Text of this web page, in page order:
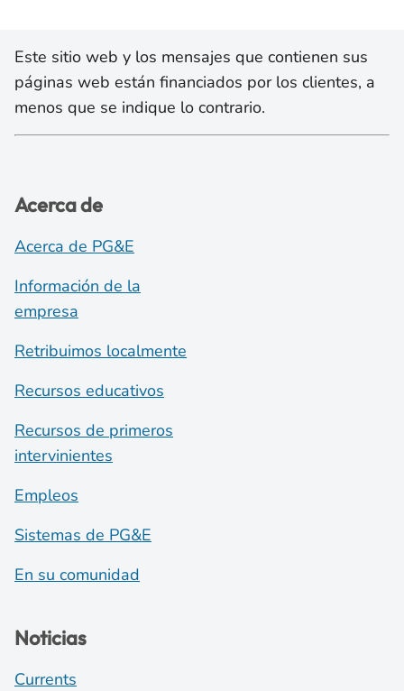
Este sitio web y los mensajes que contienen sus
páginas web están financiados por los clientes, a
menos que se indique lo contrario.
Acerca de
Acerca de PG&E
Información de la
empresa
Retribuimos localmente
Recursos educativos
Recursos de primeros
intervinientes
Empleos
Sistemas de PG&E
En su comunidad
Noticias
Currents